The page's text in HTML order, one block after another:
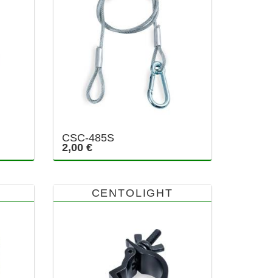
CSC-485S
2,00 €
CENTOLIGHT